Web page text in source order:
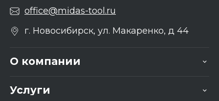
office@midas-tool.ru
г. Новосибирск, ул. Макаренко, д 44
О компании
Услуги